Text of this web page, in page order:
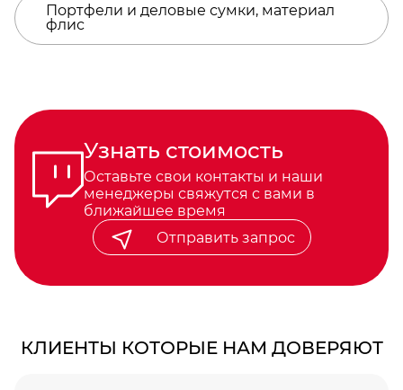
Портфели и деловые сумки, материал
флис
Узнать стоимость
Оставьте свои контакты и наши
менеджеры свяжутся с вами в
ближайшее время
Отправить запрос
КЛИЕНТЫ КОТОРЫЕ НАМ ДОВЕРЯЮТ